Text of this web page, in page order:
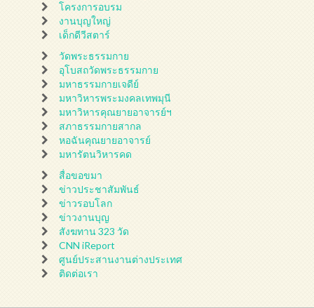
โครงการอบรม
งานบุญใหญ่
เด็กดีวีสตาร์
วัดพระธรรมกาย
อุโบสถวัดพระธรรมกาย
มหาธรรมกายเจดีย์
มหาวิหารพระมงคลเทพมุนี
มหาวิหารคุณยายอาจารย์ฯ
สภาธรรมกายสากล
หอฉันคุณยายอาจารย์
มหารัตนวิหารคด
สื่อขอขมา
ข่าวประชาสัมพันธ์
ข่าวรอบโลก
ข่าวงานบุญ
สังฆทาน 323 วัด
CNN iReport
ศูนย์ประสานงานต่างประเทศ
ติดต่อเรา